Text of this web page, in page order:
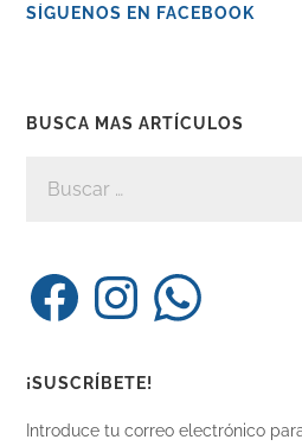
SÍGUENOS EN FACEBOOK
BUSCA MAS ARTÍCULOS
FacebookInstagramWhatsApp
¡SUSCRÍBETE!
Introduce tu correo electrónico